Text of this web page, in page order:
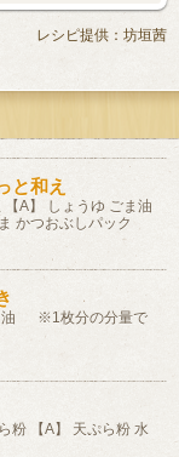
レシピ提供：坊垣茜
と和え
A】 しょうゆ ごま油
かつおぶしパック
油 ※1枚分の分量で
粉 【A】 天ぷら粉 水